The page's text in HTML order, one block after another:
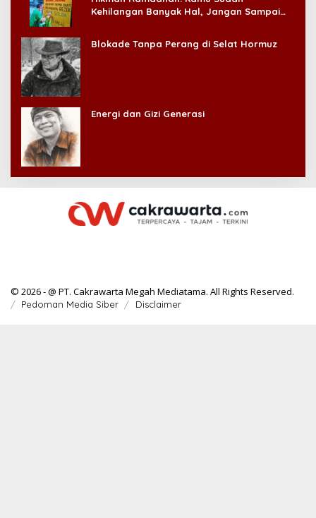
Kehilangan Banyak Hal, Jangan Sampai
Blokade Tanpa Perang di Selat Hormuz
Energi dan Gizi Generasi
© 2026 - @ PT. Cakrawarta Megah Mediatama. All Rights Reserved.
Pedoman Media Siber Disclaimer